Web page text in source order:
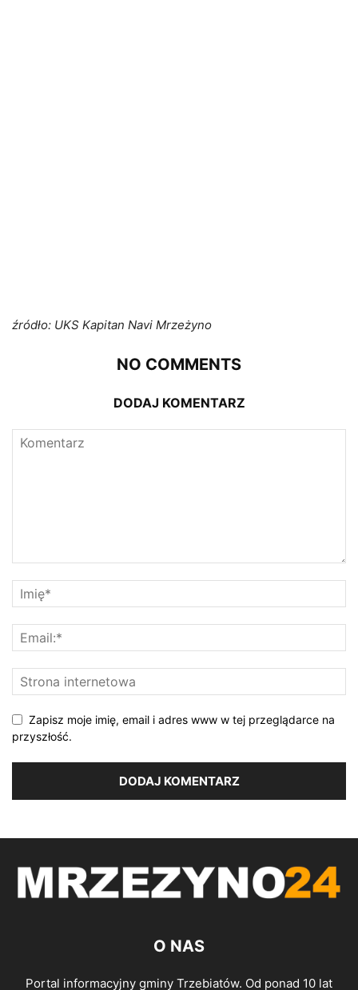
źródło: UKS Kapitan Navi Mrzeżyno
NO COMMENTS
DODAJ KOMENTARZ
Zapisz moje imię, email i adres www w tej przeglądarce na
przyszłość.
O NAS
Portal informacyjny gminy Trzebiatów. Od ponad 10 lat